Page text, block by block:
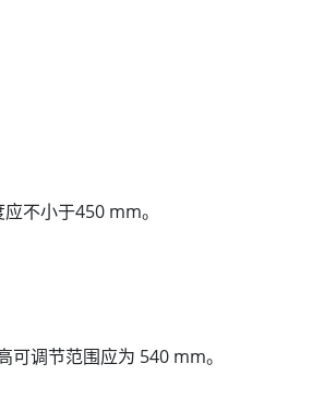
不小于450 mm。
调节范围应为 540 mm。